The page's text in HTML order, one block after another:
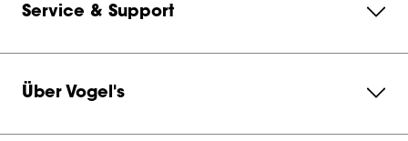
Service & Support
Über Vogel's